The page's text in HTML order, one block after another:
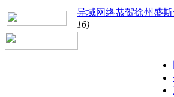
异域网络恭贺徐州盛
16)